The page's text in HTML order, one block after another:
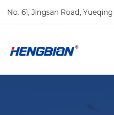
No. 61, Jingsan Road,